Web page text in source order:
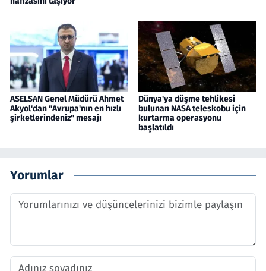
ASELSAN Genel Müdürü Ahmet
Akyol'dan "Avrupa'nın en hızlı
şirketlerindeniz" mesajı
Dünya'ya düşme tehlikesi
bulunan NASA teleskobu için
kurtarma operasyonu
başlatıldı
Yorumlar